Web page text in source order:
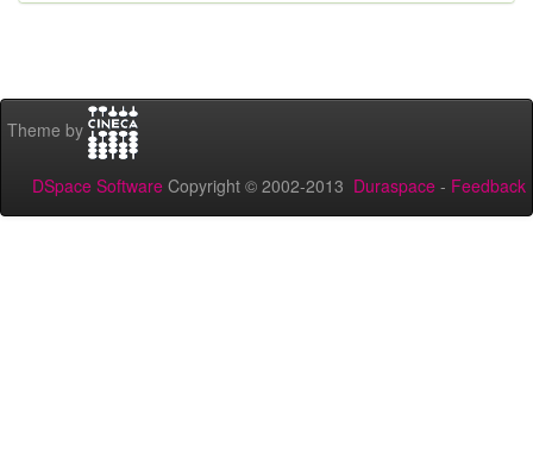
Theme by
DSpace Software Copyright © 2002-2013 Duraspace - Feedback